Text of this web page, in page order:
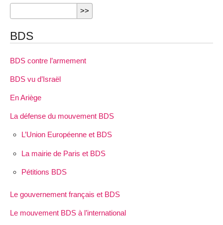
BDS
BDS contre l’armement
BDS vu d’Israël
En Ariège
La défense du mouvement BDS
L’Union Européenne et BDS
La mairie de Paris et BDS
Pétitions BDS
Le gouvernement français et BDS
Le mouvement BDS à l’international